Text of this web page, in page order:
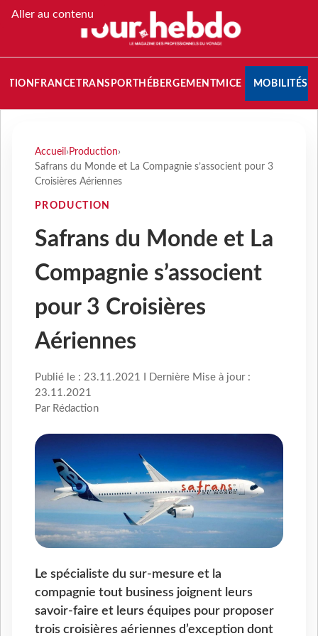
Aller au contenu
FRANCETRANSPORT HÉBERGEMENTMICE MOBILITÉS
Accueil › Production›
Safrans du Monde et La Compagnie s’associent pour 3
Croisières Aériennes
PRODUCTION
Safrans du Monde et La
Compagnie s’associent
pour 3 Croisières
Aériennes
Publié le : 23.11.2021 I Dernière Mise à jour :
23.11.2021
Par Rédaction
Le spécialiste du sur-mesure et la
compagnie tout business joignent leurs
savoir-faire et leurs équipes pour proposer
trois croisières aériennes d’exception dont